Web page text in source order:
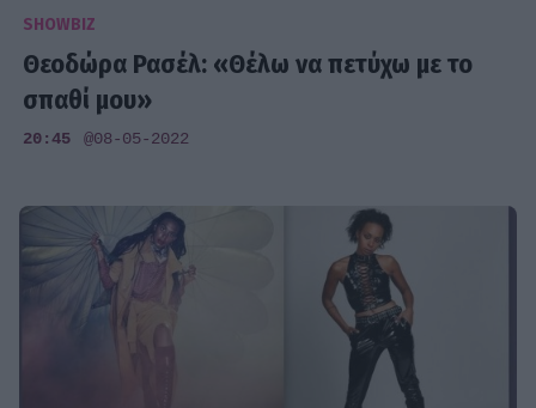
SHOWBIZ
Θεοδώρα Ρασέλ: «Θέλω να πετύχω με το
σπαθί μου»
20:45 @08-05-2022